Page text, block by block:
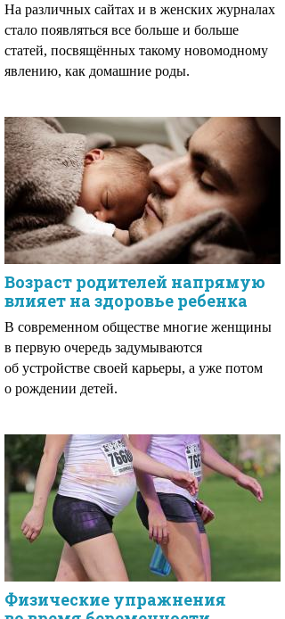
На различных сайтах и в женских журналах
стало появляться все больше и больше
статей, посвящённых такому новомодному
явлению, как домашние роды.
Возраст родителей напрямую
влияет на здоровье ребенка
В современном обществе многие женщины
в первую очередь задумываются
об устройстве своей карьеры, а уже потом
о рождении детей.
Физические упражнения